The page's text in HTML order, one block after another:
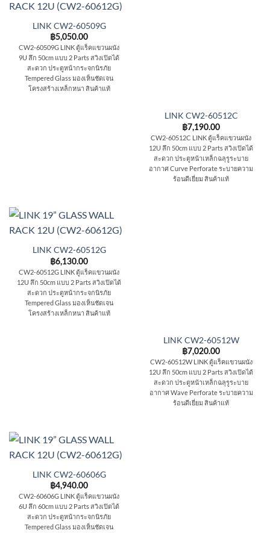
LINK CW2-60509G
฿5,050.00
CW2-60509G LINK ตู้แร็คแขวนผนัง
9U ลึก 50cm แบบ 2 Parts สวิงเปิดได้
สะดวก ประตูหน้ากระจกนิรภัย
Tempered Glass มองเห็นชัดเจน
โครงสร้างเหล็กหนา สินค้าแท้
LINK CW2-60512C
฿7,190.00
CW2-60512C LINK ตู้แร็คแขวนผนัง
12U ลึก 50cm แบบ 2 Parts สวิงเปิดได้
สะดวก ประตูหน้าเหล็กฉลุรูระบาย
อากาศ Curve Perforate ระบายความ
ร้อนดีเยี่ยม สินค้าแท้
LINK CW2-60512G
฿6,130.00
CW2-60512G LINK ตู้แร็คแขวนผนัง
12U ลึก 50cm แบบ 2 Parts สวิงเปิดได้
สะดวก ประตูหน้ากระจกนิรภัย
Tempered Glass มองเห็นชัดเจน
โครงสร้างเหล็กหนา สินค้าแท้
LINK CW2-60512W
฿7,020.00
CW2-60512W LINK ตู้แร็คแขวนผนัง
12U ลึก 50cm แบบ 2 Parts สวิงเปิดได้
สะดวก ประตูหน้าเหล็กฉลุรูระบาย
อากาศ Wave Perforate ระบายความ
ร้อนดีเยี่ยม สินค้าแท้
LINK CW2-60606G
฿4,940.00
CW2-60606G LINK ตู้แร็คแขวนผนัง
6U ลึก 60cm แบบ 2 Parts สวิงเปิดได้
สะดวก ประตูหน้ากระจกนิรภัย
Tempered Glass มองเห็นชัดเจน